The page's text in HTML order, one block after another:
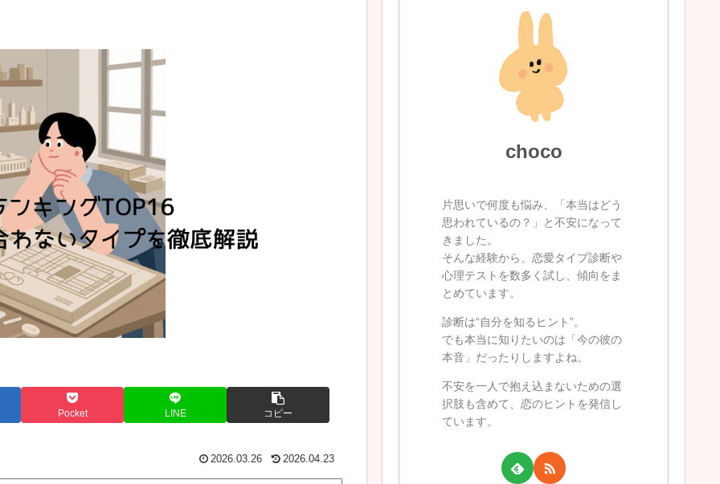
Pocket LINE コピー
2026.03.26 2026.04.23
choco
片思いで何度も悩み、「本当はどう
思われているの？」と不安になって
きました。
そんな経験から、恋愛タイプ診断や
心理テストを数多く試し、傾向をま
とめています。
診断は“自分を知るヒント”。
でも本当に知りたいのは「今の彼の
本音」だったりしますよね。
不安を一人で抱え込まないための選
択肢も含めて、恋のヒントを発信し
ています。